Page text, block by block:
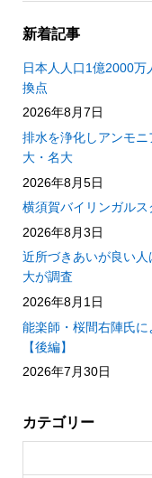
新着記事
日本人人口1億2000
換点
2026年8月7日
排水を浄化しアンモ
大・名大
2026年8月5日
横須賀バイリンガル
2026年8月3日
近所づきあいが良い
大が調査
2026年8月1日
能楽師・桜間右陣氏
【後編】
2026年7月30日
カテゴリー